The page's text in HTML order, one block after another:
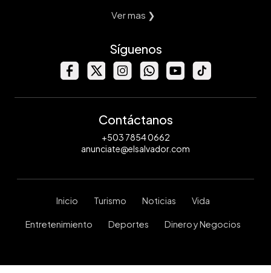
Ver mas ❯
Síguenos
Contáctanos
+503 7854 0662
anunciate@elsalvador.com
Inicio Turismo Noticias Vida
Entretenimiento Deportes Dinero y Negocios